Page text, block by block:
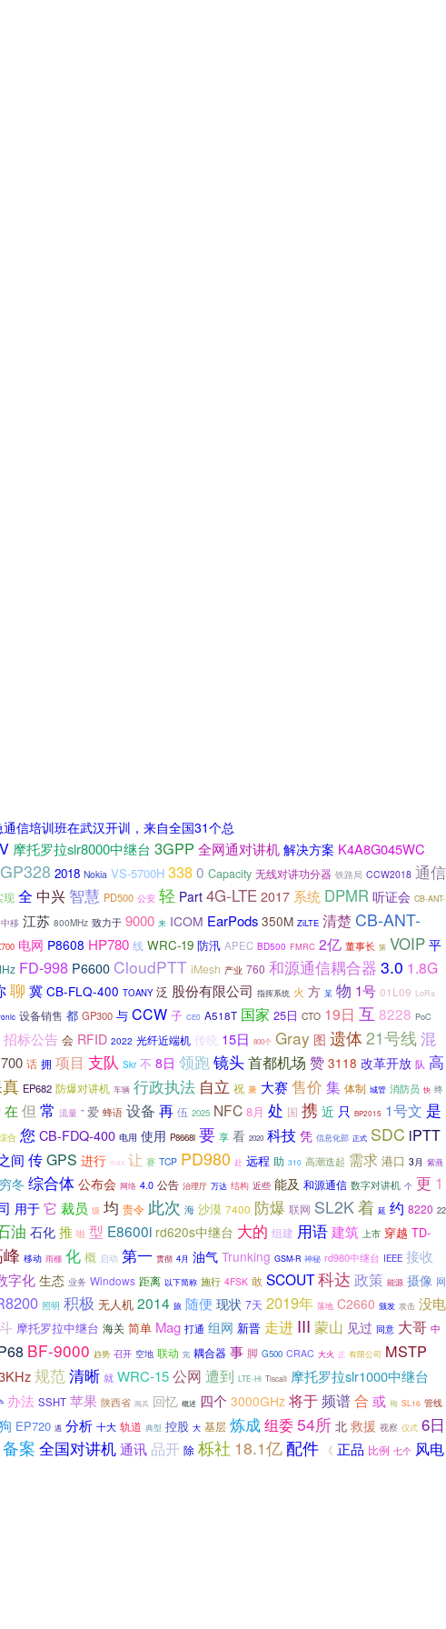
信培训班在武汉开训，来自全国31个总
摩托罗拉slr8000中继台 3GPP 全网通对讲机解决方案 K4A8G045WC
GP328 2018 Nokia VS-5700H 3380 Capacity 无线对讲功分器 铁路局 CCW2018 通信
现 全 中兴 智慧 PD500 公安 轻 Part 4G-LTE 2017 系统 DPMR 听证会 CB-ANT-
中移 江苏 800MHz 致力于 9000 来 ICOM EarPods 350M ZiLTE 清楚 CB-ANT-
电网 P8608 HP780 线 WRC-19 防汛 APEC BD500 FMRC 2亿 董事长 第 VOIP 平
FD-998 P6600 CloudPTT iMesh 产业 760 和源通信耦合器 3.0 1.8G
聊 冀 CB-FLQ-400 TOANY 泛 股份有限公司 指挥系统 火 方 某 物 1号 01L09 LoRa
设备销售 都 GP300 与 CCW 子 CE0 A518T 国家 25日 CTO 19日 互 8228 PoC
招标公告 会 RFID 2022 光纤近端机 传统 15日 800个 Gray 图 遗体21号线混
700 话 拥 项目 支队 Skr 不 8日 领跑镜头首都机场 赞 3118 改革开放 队 高
EP682 防爆对讲机 车辆 行政执法 自立 祝 兼 大赛售价 集 体制 城管 消防员 快 终
在 但 常 流量 ” 爱 蜂语 设备 再 伍 2025 NFC 8月 处 国 携 近 只 BP2015 1号文 是
合 您 CB-FDQ-400 电用 使用 P8668i 要 享 看 2020 科技 凭 信息化部 正式 SDC iPTT
间 传GPS 进行 max 让 赛 TCP PD980 赴 远程 助 310 高潮迭起 需求 港口 3月 紫燕
穷冬 综合体 公布会 网络 4.0 公告 治理厅 万达 结构 近些 能及 和源通信 数字对讲机 个 更 1
用于 它 裁员 级 均 责令 此次 海 沙漠 7400 防爆 联网 SL2K着 延 约 8220 22
油 石化 推 啦 型 E8600i rd620s中继台 大的 组建 用语建筑 上市 穿越 TD-
移动 雨棚 化 概 启动 第一 贯彻 4月 油气 Trunking GSM-R 神秘 rd980中继台 IEEE 接收
字化 生态 业务 Windows 距离 以下简称 施行 4FSK 敢 SCOUT科达 政策 能源 摄像 网
照明 积极 无人机 2014 旅 随便 现状 7天 2019年 落地 C2660 颁发 攻击 没电
摩托罗拉中继台 海关 简单 Mag 打通 组网 新晋 走进 III 蒙山 见过 同意 大哥 中
BF-9000 趋势 召开 空地 联动 完 耦合器 事 脚 G500 CRAC 大火 正 有限公司 MSTP
规范清晰 就 WRC-15公网 遭到 LTE-Hi Tiscali 摩托罗拉slr1000中继台
办法 SSHT 苹果 陕西省 阅兵 回忆 概述 四个 3000GHz 将于频谱合 或 梅 SL16 管线
EP720 遇 分析 十大 轨道 典型 控股 大 基层 炼成组委 54所 北 救援 视察 仪式 6日
备案 全国对讲机通讯 品开 除 栎社 18.1亿配件 《 正品 比例 七个 风电